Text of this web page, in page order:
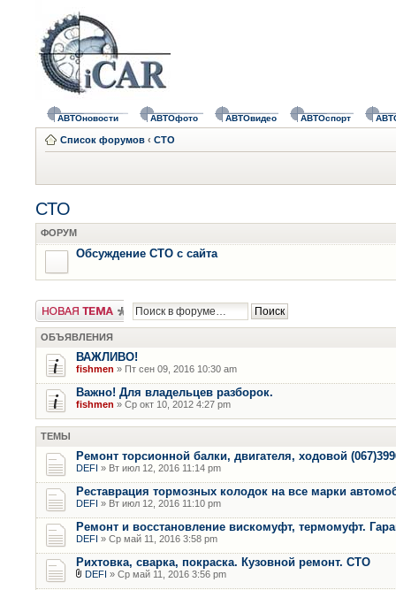
АВТОновости АВТОфото АВТОвидео АВТОспорт
Список форумов ‹ СТО
СТО
ФОРУМ
Обсуждение СТО с сайта
Новая тема
ОБЪЯВЛЕНИЯ
ВАЖЛИВО!
fishmen » Пт сен 09, 2016 10:30 am
Важно! Для владельцев разборок.
fishmen » Ср окт 10, 2012 4:27 pm
ТЕМЫ
Ремонт торсионной балки, двигателя, ходовой
DEFI » Вт июл 12, 2016 11:14 pm
Реставрация тормозных колодок на все марки
DEFI » Вт июл 12, 2016 11:10 pm
Ремонт и восстановление вискомуфт, термомуфт.
DEFI » Ср май 11, 2016 3:58 pm
Рихтовка, сварка, покраска. Кузовной ремонт. СТО
DEFI » Ср май 11, 2016 3:56 pm